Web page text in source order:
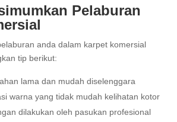
Pelaburan
anda dalam karpet komersial
tip berikut:
lama dan mudah diselenggara
warna yang tidak mudah kelihatan kotor
dilakukan oleh pasukan profesional